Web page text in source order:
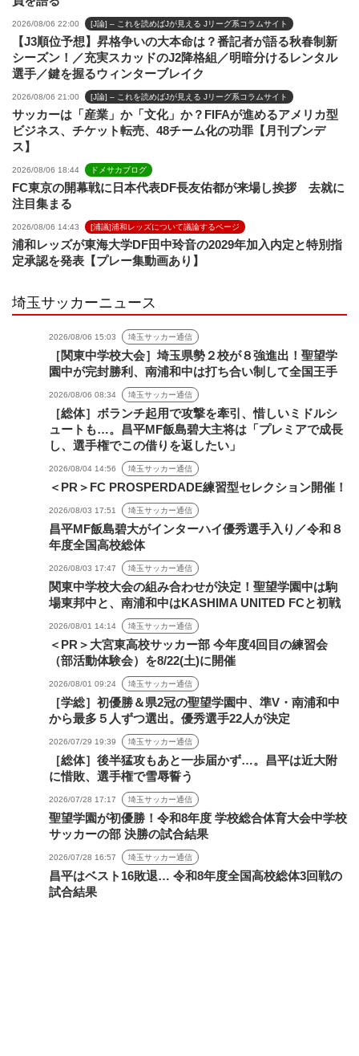
2026/08/06 22:00 [J論] – これを読めばJが見える Jリーグ系コラムサイト
【J3順位予想】昇格争いの大本命は？番記者が語る秋春制新
シーズン！／充実スカッドのJ2降格組／明暗分けるレンタル
選手／鍵を握るウィンターブレイク
2026/08/06 21:00 [J論] – これを読めばJが見える Jリーグ系コラムサイト
サッカーは「産業」か「文化」か？FIFAが進めるアメリカ型
ビジネス、チケット転売、48チーム化の功罪【月刊ブンデ
ス】
2026/08/06 18:44 ドメサカブログ
FC東京の開幕戦に日本代表DF長友佑都が来場し挨拶 去就に
注目集まる
2026/08/06 14:43 [浦議]浦和レッズについて議論するページ
浦和レッズが東海大学DF田中玲音の2029年加入内定と特別指
定承認を発表【プレー集動画あり】
埼玉サッカーニュース
2026/08/06 15:03 埼玉サッカー通信
［関東中学校大会］埼玉県勢２校が８強進出！聖望学
園中が完封勝利、南浦和中は打ち合い制して全国王手
2026/08/06 08:34 埼玉サッカー通信
［総体］ボランチ起用で攻撃を牽引、惜しいミドルシ
ュートも…。昌平MF飯島碧大主将は「プレミアで成長
し、選手権でこの借りを返したい」
2026/08/04 14:56 埼玉サッカー通信
＜PR＞FC PROSPERDADE練習型セレクション開催！
2026/08/03 17:51 埼玉サッカー通信
昌平MF飯島碧大がインターハイ優秀選手入り／令和８
年度全国高校総体
2026/08/03 17:47 埼玉サッカー通信
関東中学校大会の組み合わせが決定！聖望学園中は駒
場東邦中と、南浦和中はKASHIMA UNITED FCと初戦
2026/08/01 14:14 埼玉サッカー通信
＜PR＞大宮東高校サッカー部 今年度4回目の練習会
（部活動体験会）を8/22(土)に開催
2026/08/01 09:24 埼玉サッカー通信
［学総］初優勝＆県2冠の聖望学園中、準V・南浦和中
から最多５人ずつ選出。優秀選手22人が決定
2026/07/29 19:39 埼玉サッカー通信
［総体］後半猛攻もあと一歩届かず…。昌平は近大附
に惜敗、選手権で雪辱誓う
2026/07/28 17:17 埼玉サッカー通信
聖望学園が初優勝！令和8年度 学校総合体育大会中学校
サッカーの部 決勝の試合結果
2026/07/28 16:57 埼玉サッカー通信
昌平はベスト16敗退… 令和8年度全国高校総体3回戦の
試合結果